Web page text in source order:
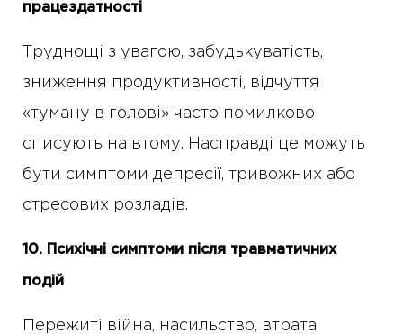
працездатності
Труднощі з увагою, забудькуватість,
зниження продуктивності, відчуття
«туману в голові» часто помилково
списують на втому. Насправді це можуть
бути симптоми депресії, тривожних або
стресових розладів.
10. Психічні симптоми після травматичних
подій
Пережиті війна, насильство, втрата